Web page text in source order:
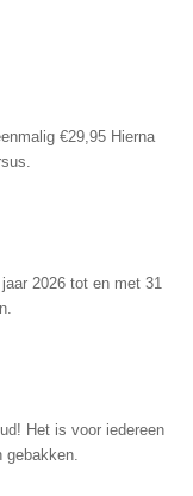
€29,95 Hierna
2026 tot en met 31
Het is voor iedereen
gebakken.